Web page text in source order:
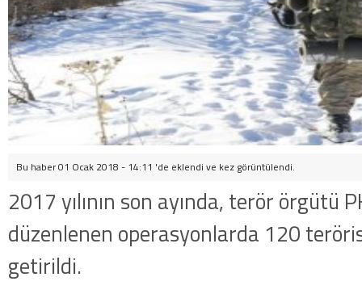
Bu haber 01 Ocak 2018 - 14:11 'de eklendi ve kez görüntülendi.
2017 yılının son ayında, terör örgütü
düzenlenen operasyonlarda 120
getirildi.